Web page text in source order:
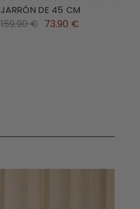
JARRÓN DE 45 CM
159.90 € 73.90 €